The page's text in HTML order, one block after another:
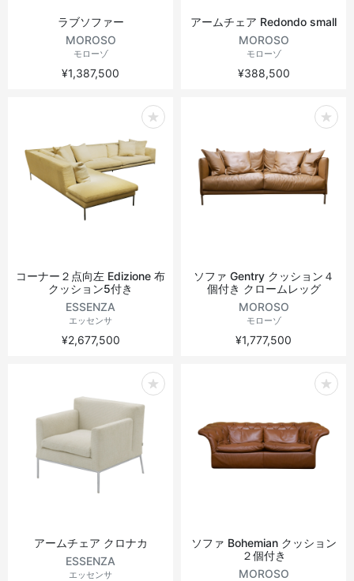
ラブソファー
MOROSO
モローゾ
¥1,387,500
アームチェア Redondo small
MOROSO
モローゾ
¥388,500
コーナー２点向左 Edizione 布
クッション5付き
ESSENZA
エッセンサ
¥2,677,500
ソファ Gentry クッション４
個付き クロームレッグ
MOROSO
モローゾ
¥1,777,500
アームチェア クロナカ
ESSENZA
エッセンサ
ソファ Bohemian クッション
２個付き
MOROSO